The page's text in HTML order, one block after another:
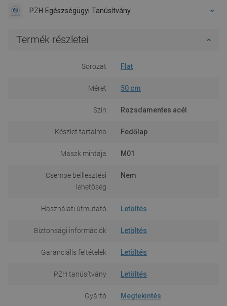
PZH Egészségügyi Tanúsítvány
Termék részletei
Sorozat Flat
Méret 50 cm
Szín Rozsdamentes acél
Készlet tartalma Fedőlap
Maszk mintája M01
Csempe beillesztési
lehetőség
Nem
Használati útmutató Letöltés
Biztonsági információk Letöltés
Garanciális feltételek Letöltés
PZH tanúsítvány Letöltés
Gyártó Megtekintés